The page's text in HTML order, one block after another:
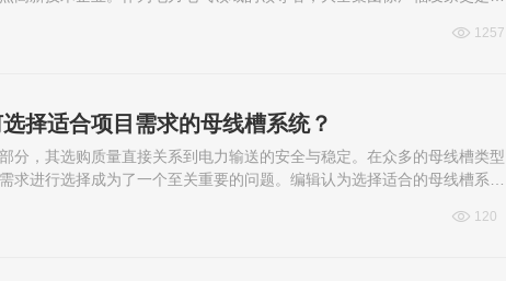
1257
择适合项目需求的母线槽系统？
分，其选购质量直接关系到电力输送的安全与稳定。在众多的母线槽类型
求进行选择成为了一个至关重要的问题。编辑认为选择适合的母线槽系统
120